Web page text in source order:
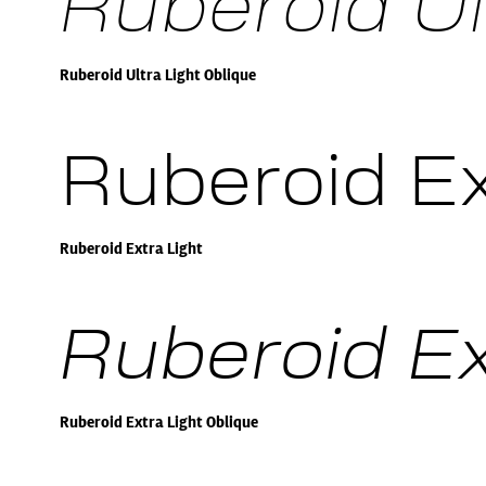
Ruberoid Ultra Light Oblique
Ruberoid
Ruberoid Extra Light
Ruberoid
Ruberoid Extra Light Oblique